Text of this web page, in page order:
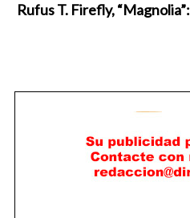
Rufus T. Firefly,